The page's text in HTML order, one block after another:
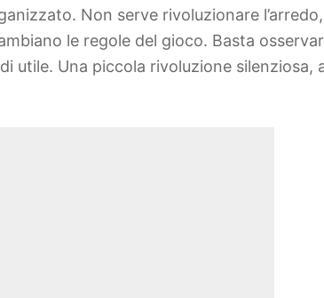
Non serve rivoluzionare
le regole del gioco. Basta
utile. Una piccola rivoluzione